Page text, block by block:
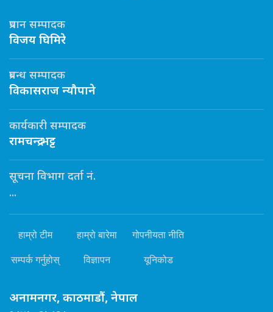
प्रधान सम्पादक
विजय घिमिरे
प्रबन्ध सम्पादक
विकासराज न्यौपाने
कार्यकारी सम्पादक
रामचन्द्र भट्ट
सूचना विभाग दर्ता नं.
...
हाम्रो टीम हाम्रो बारेमा गोपनीयता नीति
सम्पर्क गर्नुहोस् विज्ञापन यूनिकोड
अनामनगर, काठमाडौं, नेपाल